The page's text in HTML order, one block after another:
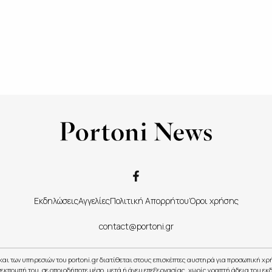
ΕκδηλώσειςΑγγελίεςΠολιτική ΑπορρήτουΌροι χρήσης
contact@portoni.gr
των υπηρεσιών του portoni.gr διατίθεται στους επισκέπτες αυστηρά για προσωπική
του, σε οποιοδήποτε μέσο, μετά ή άνευ επεξεργασίας, χωρίς γραπτή άδεια του